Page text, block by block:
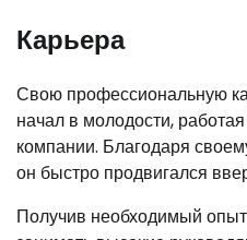
Карьера
Свою профессиональную
начал в молодости,
компании. Благодаря
он быстро продвигался
Получив необходимый